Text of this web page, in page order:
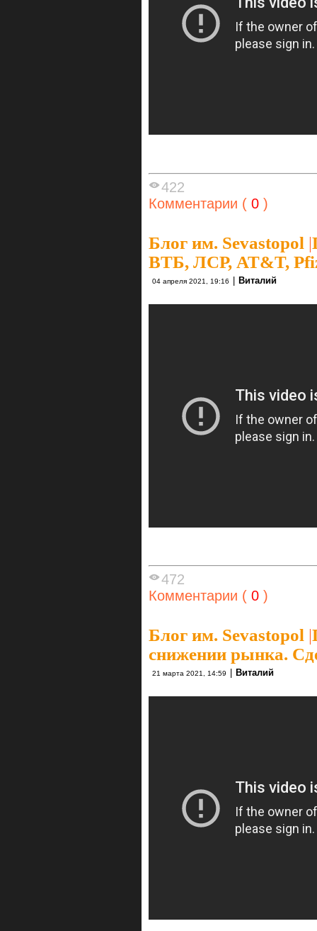
422
Комментарии ( 0 )
Блог им. Sevastopol |
ВТБ, ЛСР, AT&T,
04 апреля 2021, 19:16 | Виталий
472
Комментарии ( 0 )
Блог им. Sevastopol |
снижении рынка.
21 марта 2021, 14:59 Виталий